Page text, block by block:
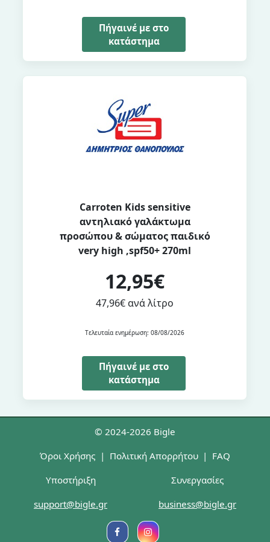
Πήγαινέ με στο
κατάστημα
Carroten Kids sensitive
αντηλιακό γαλάκτωμα
προσώπου & σώματος παιδικό
very high ,spf50+ 270ml
12,95€
47,96€ ανά λίτρο
Τελευταία ενημέρωση: 08/08/2026
Πήγαινέ με στο
κατάστημα
© 2024-2026 Bigle
Όροι Χρήσης | Πολιτική Απορρήτου | FAQ
Υποστήριξη
support@bigle.gr
Συνεργασίες
business@bigle.gr